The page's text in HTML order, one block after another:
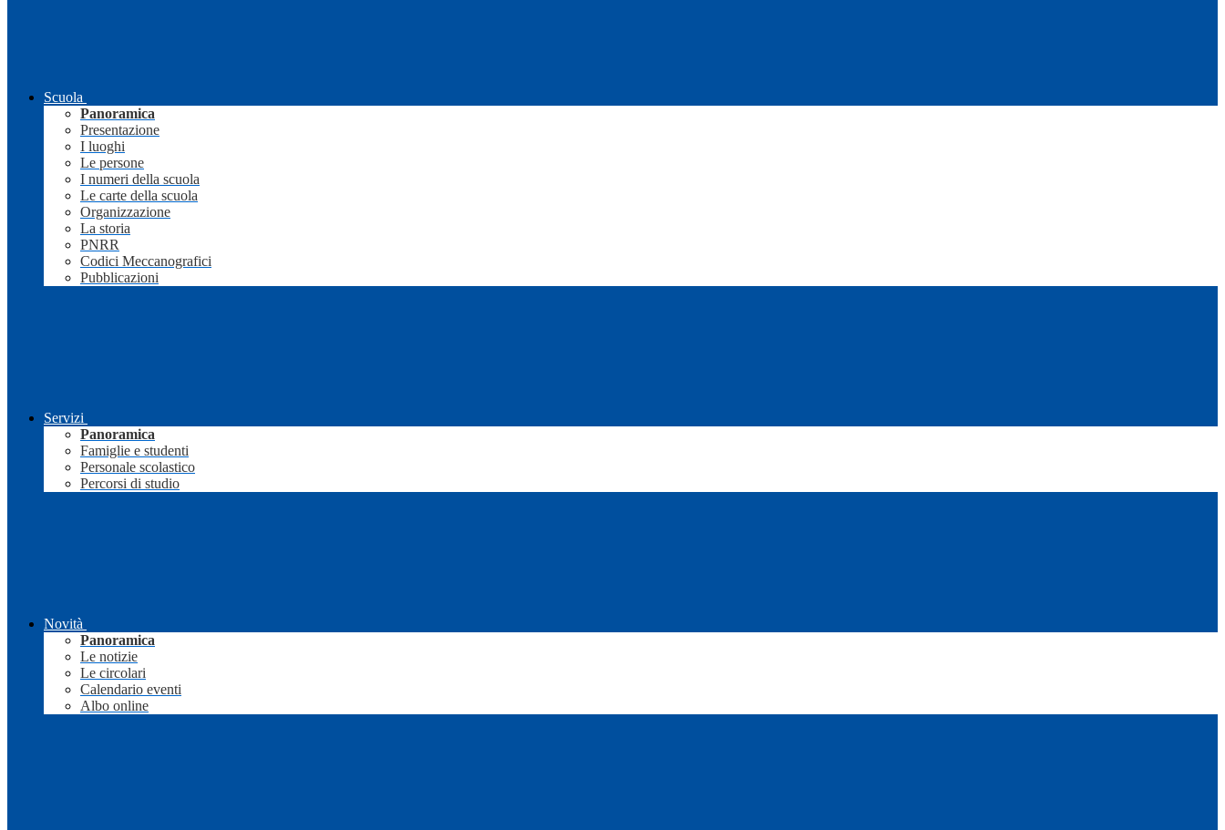
Scuola
Panoramica
Presentazione
I luoghi
Le persone
I numeri della scuola
Le carte della scuola
Organizzazione
La storia
PNRR
Codici Meccanografici
Pubblicazioni
Servizi
Panoramica
Famiglie e studenti
Personale scolastico
Percorsi di studio
Novità
Panoramica
Le notizie
Le circolari
Calendario eventi
Albo online